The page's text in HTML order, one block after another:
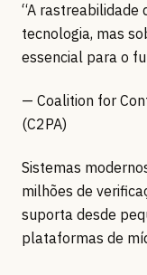
“A rastreabilidade
tecnologia, mas
essencial para o
— Coalition for
(C2PA)
Sistemas
milhões de
suporta desde
plataformas de